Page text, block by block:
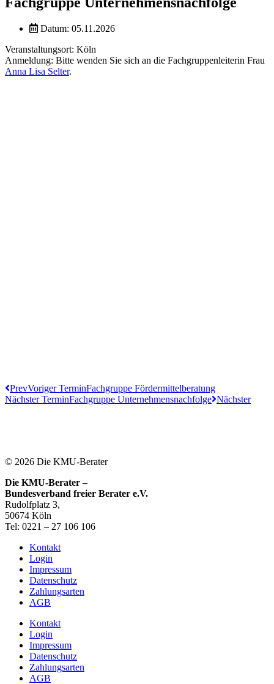
Datum: 05.11.2026
Veranstaltungsort: Köln
Anmeldung: Bitte wenden Sie sich an die Fachgruppenleiterin Frau
Anna Lisa Selter.
PrevVoriger TerminFachgruppe Fördermittelberatung
Nächster TerminFachgruppe Unternehmensnachfolge Nächster
© 2026 Die KMU-Berater
Die KMU-Berater –
Bundesverband freier Berater e.V.
Rudolfplatz 3,
50674 Köln
Tel: 0221 – 27 106 106
Kontakt
Login
Impressum
Datenschutz
Zahlungsarten
AGB
Kontakt
Login
Impressum
Datenschutz
Zahlungsarten
AGB